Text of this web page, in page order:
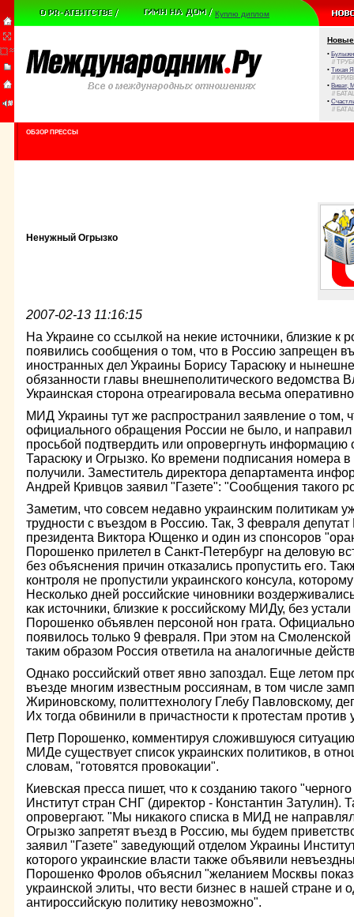
Куплю диплом
Новые
•
//
• Тихая
//
• Виват,
//
•
//
ОБЗОР ПРЕССЫ
Ненужный Огрызко
2007-02-13 11:16:15
На Украине со ссылкой на некие источники, близкие к
появились сообщения о том, что в Россию запрещен
иностранных дел Украины Борису Тарасюку и
обязанности главы внешнеполитического ведомства
Украинская сторона отреагировала весьма
МИД Украины тут же распространил заявление о том,
официального обращения России не было, и
просьбой подтвердить или опровергнуть информацию
Тарасюку и Огрызко. Ко времени подписания номера в
получили. Заместитель директора департамента
Андрей Кривцов заявил "Газете": "Сообщения такого
Заметим, что совсем недавно украинским политикам
трудности с въездом в Россию. Так, 3 февраля
президента Виктора Ющенко и один из спонсоров
Порошенко прилетел в Санкт-Петербург на деловую
без объяснения причин отказались пропустить его.
контроля не пропустили украинского консула,
Несколько дней российские чиновники
как источники, близкие к российскому МИДу, без
Порошенко объявлен персоной нон грата.
появилось только 9 февраля. При этом на
таким образом Россия ответила на аналогичные
Однако российский ответ явно запоздал. Еще летом
въезде многим известным россиянам, в том числе
Жириновскому, политтехнологу Глебу Павловскому,
Их тогда обвинили в причастности к протестам
Петр Порошенко, комментируя сложившуюся
МИДе существует список украинских политиков, в
словам, "готовятся провокации".
Киевская пресса пишет, что к созданию такого
Институт стран СНГ (директор - Константин Затулин).
опровергают. "Мы никакого списка в МИД не
Огрызко запретят въезд в Россию, мы будем
заявил "Газете" заведующий отделом Украины
которого украинские власти также объявили
Порошенко Фролов объяснил "желанием Москвы
украинской элиты, что вести бизнес в нашей стране и
антироссийскую политику невозможно".